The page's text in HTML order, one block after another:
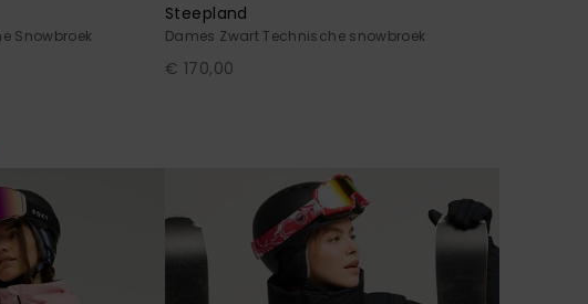
Snowbroek
Steepland
Dames Zwart Technische snowbroek
€ 170,00